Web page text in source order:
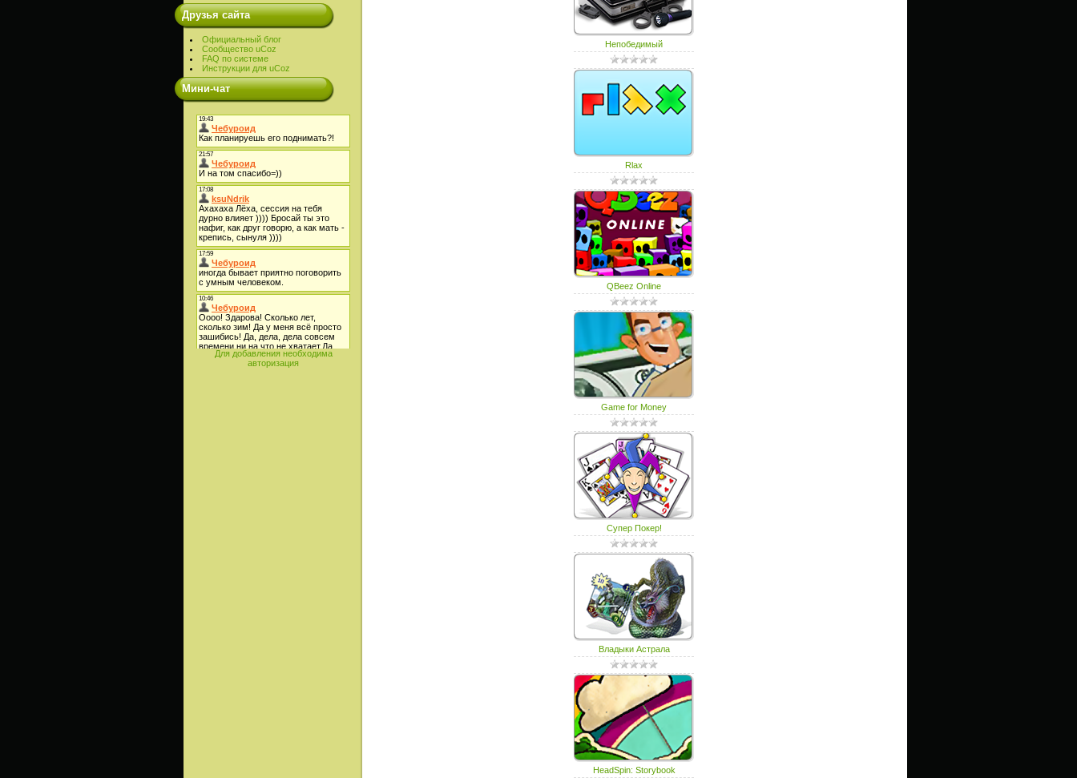
Друзья сайта
Официальный блог
Сообщество uCoz
FAQ по системе
Инструкции для uCoz
Мини-чат
Для добавления необходима
авторизация
Непобедимый
Rlax
QBeez Online
Game for Money
Супер Покер!
Владыки Астрала
HeadSpin: Storybook